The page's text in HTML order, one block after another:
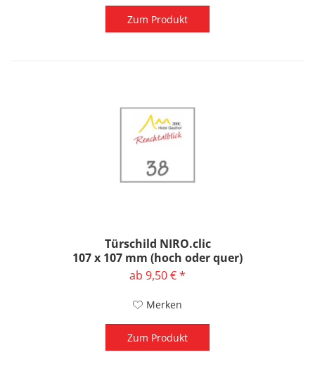
Zum Produkt
Türschild NIRO.clic
107 x 107 mm (hoch oder quer)
ab 9,50 € *
Merken
Zum Produkt